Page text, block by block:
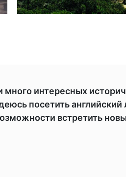
интересных
посетить английский
встретить